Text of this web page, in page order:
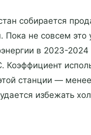
собирается
не совсем это
в 2023-
Коэффициент
станции — менее
избежать